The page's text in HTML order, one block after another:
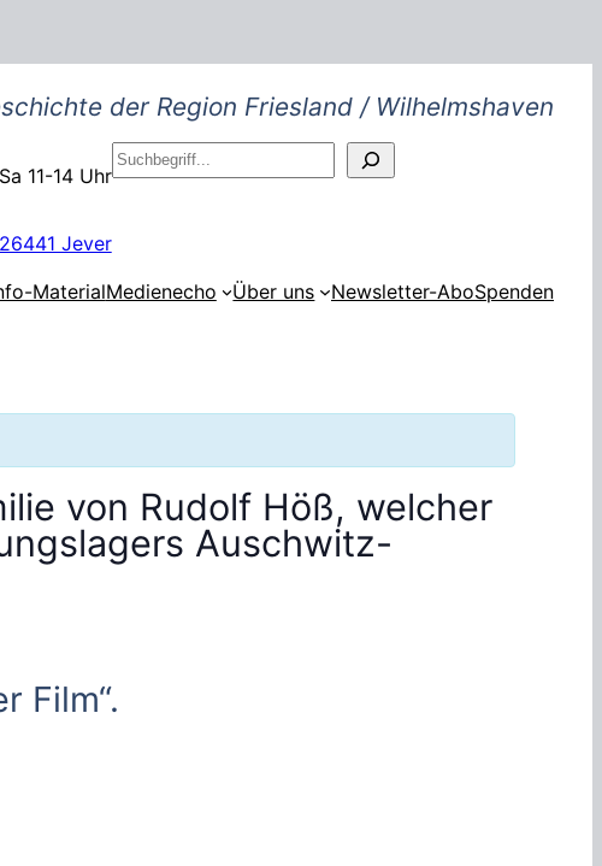
der Region Friesland / Wilhelmshaven
11-14 Uhr
Jever
S
u
h
n
MaterialMedienecho Über uns Newsletter-AboSpenden
von Rudolf Höß, welcher
Auschwitz-
Film“.